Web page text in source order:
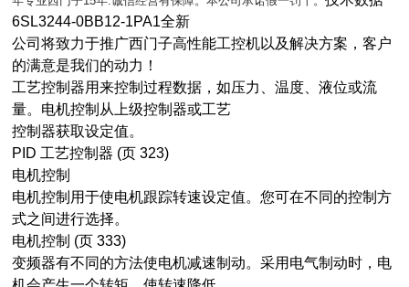
6SL3244-0BB12-1PA1全新
公司将致力于推广西门子高性能工控机以及解决方案，客户
的满意是我们的动力！
工艺控制器用来控制过程数据，如压力、温度、液位或流
量。电机控制从上级控制器或工艺
控制器获取设定值。
PID 工艺控制器 (页 323)
电机控制
电机控制用于使电机跟踪转速设定值。您可在不同的控制方
式之间进行选择。
电机控制 (页 333)
变频器有不同的方法使电机减速制动。采用电气制动时，电